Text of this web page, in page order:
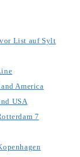
List auf Sylt
America
USA
7